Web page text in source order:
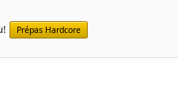
Prépas Hardcore